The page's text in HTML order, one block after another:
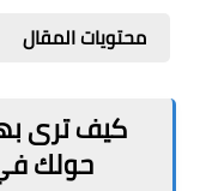
محتويات المقال
كيف ترى
حولك في